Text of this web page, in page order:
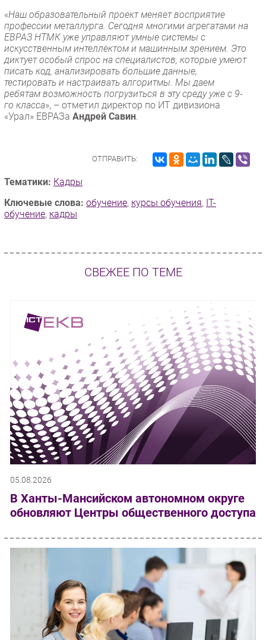
«Наш образовательный проект меняет восприятие
профессии металлурга. Сегодня многими агрегатами на
ЕВРАЗ НТМК уже управляют умные системы с
искусственным интеллектом и машинным зрением. Это
диктует особый спрос на специалистов, которые умеют
писать код, анализировать большие данные,
тестировать и настраивать алгоритмы. Мы даем
ребятам возможность погрузиться в эту среду уже с 9-
го класса», – отметил директор по ИТ дивизиона
«Урал» ЕВРАЗа Андрей Савин
ОТПРАВИТЬ:
Тематики: Кадры
Ключевые слова: обучение, курсы обучения, IT-
обучение, кадры
СВЕЖЕЕ ПО ТЕМЕ
05.08.2026
В Ханты-Мансийском автономном округе
обновляют Центры общественного доступа